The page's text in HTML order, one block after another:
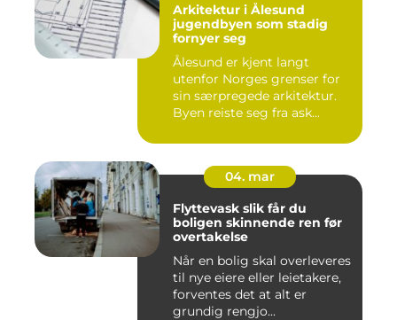
Arkitektur i Ålesund
jugendbyen som stadig
fornyer seg
Ålesund er kjent langt
utenfor Norges grenser for
sin særpregede arkitektur.
Byen reiste seg fra ask...
04. mar
Flyttevask slik får du
boligen skinnende ren før
overtakelse
Når en bolig skal overleveres
til nye eiere eller leietakere,
forventes det at alt er
grundig rengjo...